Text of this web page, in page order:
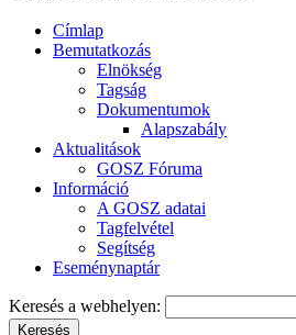
Címlap
Bemutatkozás
Elnökség
Tagság
Dokumentumok
Alapszabály
Aktualitások
GOSZ Fóruma
Információ
A GOSZ adatai
Tagfelvétel
Segítség
Eseménynaptár
Keresés a webhelyen: